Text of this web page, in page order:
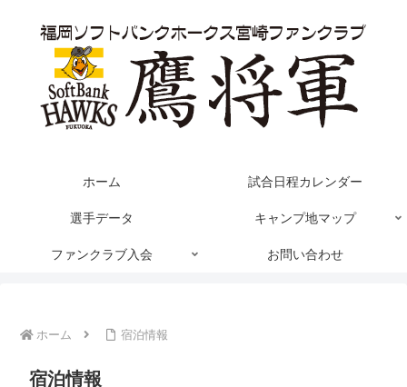
ホーム 試合日程カレンダー
選手データ キャンプ地マップ
ファンクラブ入会 お問い合わせ
ホーム 宿泊情報
宿泊情報